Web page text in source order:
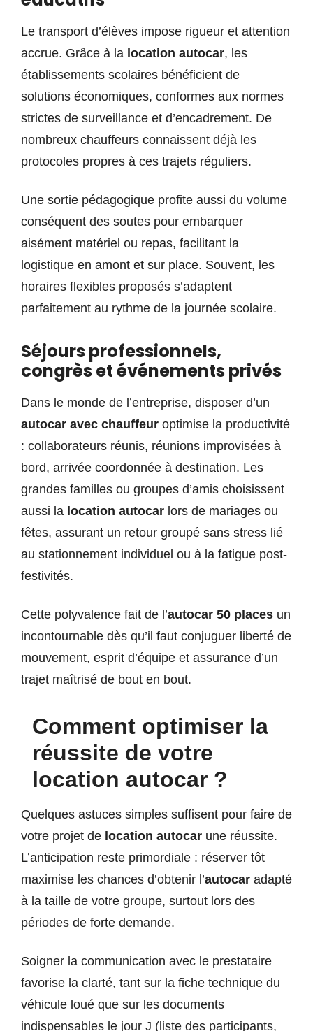
Le transport d’élèves impose rigueur et attention
accrue. Grâce à la location autocar, les
établissements scolaires bénéficient de
solutions économiques, conformes aux normes
strictes de surveillance et d’encadrement. De
nombreux chauffeurs connaissent déjà les
protocoles propres à ces trajets réguliers.
Une sortie pédagogique profite aussi du volume
conséquent des soutes pour embarquer
aisément matériel ou repas, facilitant la
logistique en amont et sur place. Souvent, les
horaires flexibles proposés s’adaptent
parfaitement au rythme de la journée scolaire.
Séjours professionnels,
congrès et événements privés
Dans le monde de l’entreprise, disposer d’un
autocar avec chauffeur optimise la productivité
: collaborateurs réunis, réunions improvisées à
bord, arrivée coordonnée à destination. Les
grandes familles ou groupes d’amis choisissent
aussi la location autocar lors de mariages ou
fêtes, assurant un retour groupé sans stress lié
au stationnement individuel ou à la fatigue post-
festivités.
Cette polyvalence fait de l’autocar 50 places un
incontournable dès qu’il faut conjuguer liberté de
mouvement, esprit d’équipe et assurance d’un
trajet maîtrisé de bout en bout.
Comment optimiser la
réussite de votre
location autocar ?
Quelques astuces simples suffisent pour faire de
votre projet de location autocar une réussite.
L’anticipation reste primordiale : réserver tôt
maximise les chances d’obtenir l’autocar adapté
à la taille de votre groupe, surtout lors des
périodes de forte demande.
Soigner la communication avec le prestataire
favorise la clarté, tant sur la fiche technique du
véhicule loué que sur les documents
indispensables le jour J (liste des participants,